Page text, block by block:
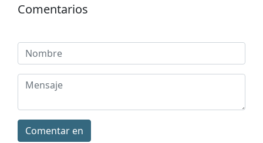
Comentarios
Comentar en